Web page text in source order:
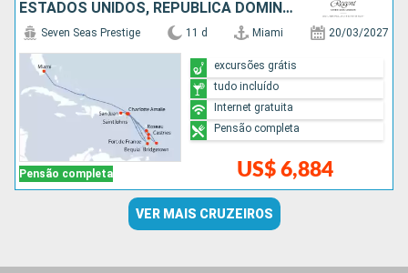
ESTADOS UNIDOS, REPUBLICA DOMINICANA, BARBADOS, SANTA LUCIA, SÃO VINCENTE E GRANADINAS, PORTO RICO
Pensão completa
Seven Seas Prestige 11 d Miami 20/03/2027
US$ 6,884
excursões grátis
tudo incluído
Internet gratuita
Pensão completa
VER MAIS CRUZEIROS